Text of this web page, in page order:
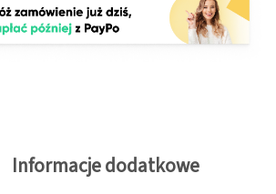
Informacje dodatkowe